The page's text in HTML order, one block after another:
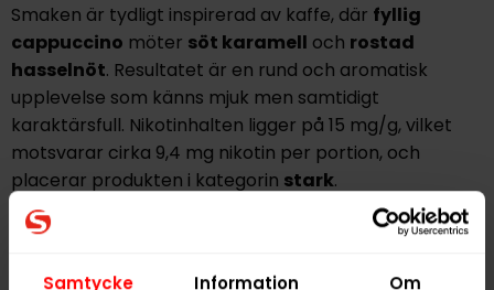
Samtycke Information Om
Smaken är tydligt inspirerad av kaffe, där fyllig
cappuccino möter söt karamell och rostad
hasselnöt. Resultatet är en rund och aromatisk
upplevelse som känns mjuk men samtidigt
karaktärsfull. Nikotinhalten ligger på 15 mg/g, vilket
motsvarar cirka 9,4 mg nikotin per portion, och
placerar produkten i kategorin stark.
Varje dosa innehåller
med en total